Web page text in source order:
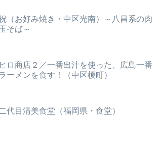
（お好み焼き・中区光南）～八昌系の肉
そば～
ヒロ商店２／一番出汁を使った、広島一番
ーメンを食す！（中区榎町）
二代目清美食堂（福岡県・食堂）